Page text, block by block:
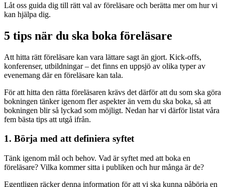
Låt oss guida dig till rätt val av föreläsare och berätta mer om hur vi
kan hjälpa dig.
5 tips när du ska boka föreläsare
Att hitta rätt föreläsare kan vara lättare sagt än gjort. Kick-offs,
konferenser, utbildningar – det finns en uppsjö av olika typer av
evenemang där en föreläsare kan tala.
För att hitta den rätta föreläsaren krävs det därför att du som ska göra
bokningen tänker igenom fler aspekter än vem du ska boka, så att
bokningen blir så lyckad som möjligt. Nedan har vi därför listat våra
fem bästa tips att utgå ifrån.
1. Börja med att definiera syftet
Tänk igenom mål och behov. Vad är syftet med att boka en
föreläsare? Vilka kommer sitta i publiken och hur många är de?
Egentligen räcker denna information för att vi ska kunna påbörja en